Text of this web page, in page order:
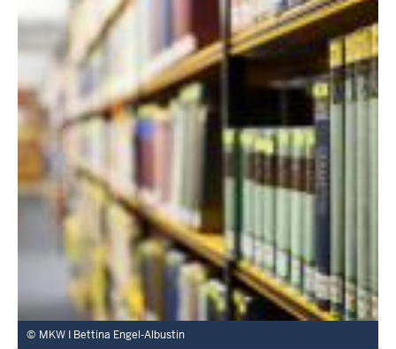
MKW I Bettina Engel-Albustin